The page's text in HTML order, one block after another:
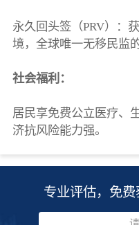
永久回头签（PRV）：
境，全球唯一无移民监
社会福利：
居民享免费公立医疗、
济抗风险能力强。
专业评估，免